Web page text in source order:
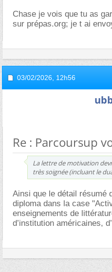
Chase je vois que tu as
sur prépas.org; je t ai
03/02/2026, 12h56
Re : Parcoursup
La lettre de motivation
très soignée (incluant le
Ainsi que le détail résumé
diploma dans la case
enseignements de
d’institution américaines,